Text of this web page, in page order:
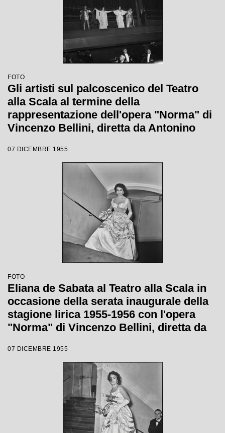
FOTO
Gli artisti sul palcoscenico del Teatro
alla Scala al termine della
rappresentazione dell'opera "Norma" di
Vincenzo Bellini, diretta da Antonino
Wallmann, che inaugura la stagione
lirica 1955-1956
07 DICEMBRE 1955
FOTO
Eliana de Sabata al Teatro alla Scala in
occasione della serata inaugurale della
stagione lirica 1955-1956 con l'opera
"Norma" di Vincenzo Bellini, diretta da
Margherita Wallmann
07 DICEMBRE 1955